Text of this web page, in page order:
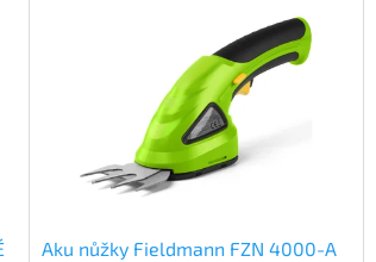
Aku nůžky Fieldmann FZN 4000-A